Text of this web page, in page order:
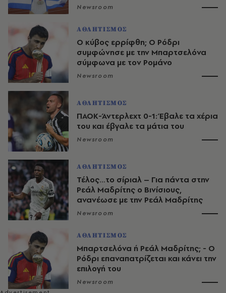
Newsroom
ΑΘΛΗΤΙΣΜΟΣ
O κύβος ερρίφθη; Ο Ρόδρι
συμφώνησε με την Μπαρτσελόνα
σύμφωνα με τον Ρομάνο
Newsroom
ΑΘΛΗΤΙΣΜΟΣ
ΠΑΟΚ-Άντερλεχτ 0-1: Έβαλε τα χέρια
του και έβγαλε τα μάτια του
Newsroom
ΑΘΛΗΤΙΣΜΟΣ
Τέλος…το σίριαλ – Για πάντα στην
Ρεάλ Μαδρίτης ο Βινίσιους,
ανανέωσε με την Ρεάλ Μαδρίτης
Newsroom
ΑΘΛΗΤΙΣΜΟΣ
Μπαρτσελόνα ή Ρεάλ Μαδρίτης; - Ο
Ρόδρι επαναπατρίζεται και κάνει την
επιλογή του
Newsroom